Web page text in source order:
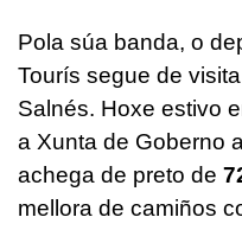
Pola súa banda, o
Tourís segue de
Salnés. Hoxe estivo
a Xunta de Goberno
achega de preto de
mellora de camiños